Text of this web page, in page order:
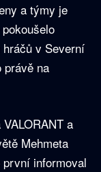
a týmy je
v Severní
právě na
a
Mehmeta
první informoval